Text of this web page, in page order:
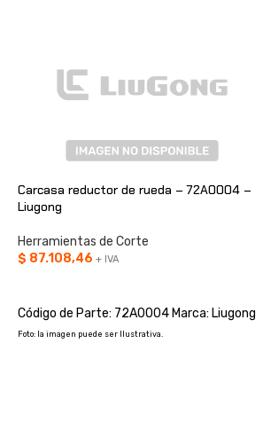
Carcasa reductor de rueda – 72A0004 –
Liugong
Herramientas de Corte
$ 87.108,46 + IVA
Código de Parte: 72A0004 Marca: Liugong
Foto: la imagen puede ser Ilustrativa.